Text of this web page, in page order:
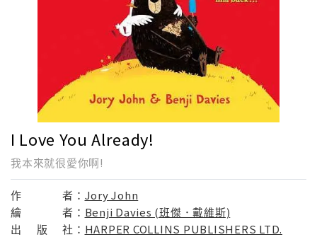
I Love You Already!
我本來就很愛你啊!
作 者： Jory John
繪
者： Benji Davies (班傑．戴維斯)
出
版 社： HARPER COLLINS PUBLISHERS LTD.